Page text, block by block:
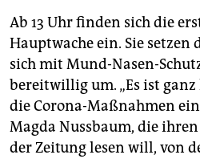
Ab 13 Uhr finden sich die
Hauptwache ein. Sie setzen
sich mit Mund-Nasen-
bereitwillig um. „Es ist
die Corona-Maßnahmen
Magda Nussbaum, die
der Zeitung lesen will, von